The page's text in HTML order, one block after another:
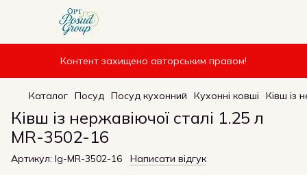
Контент захищено авторським правом!
Каталог Посуд Посуд кухонний Кухонні ковші Ківш із
Ківш із нержавіючої сталі 1.25 л
MR-3502-16
Артикул: Ig-MR-3502-16 Написати відгук